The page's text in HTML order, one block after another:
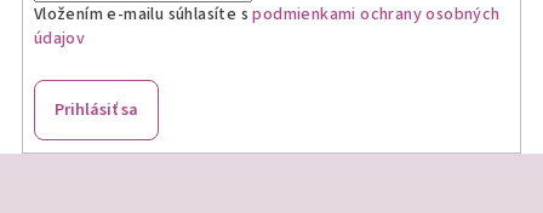
e
y
Vložením e-mailu súhlasíte spodmienkami ochrany osobných
údajov
Prihlásiť sa